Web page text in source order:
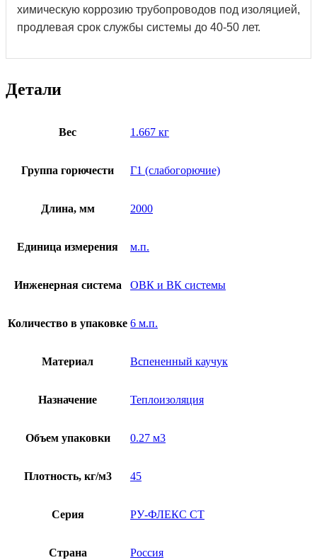
химическую коррозию трубопроводов под изоляцией,
продлевая срок службы системы до 40-50 лет.
Детали
Вес 1.667 кг
Группа горючести Г1 (слабогорючие)
Длина, мм 2000
Единица измерения м.п.
Инженерная система ОВК и ВК системы
Количество в упаковке 6 м.п.
Материал Вспененный каучук
Назначение Теплоизоляция
Объем упаковки 0.27 м3
Плотность, кг/м3 45
Серия РУ-ФЛЕКС СТ
Страна Россия